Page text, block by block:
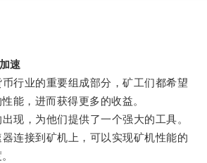
速
业的重要组成部分，矿工们都希望
能，进而获得更多的收益。
，为他们提供了一个强大的工具。
接到矿机上，可以实现矿机性能的